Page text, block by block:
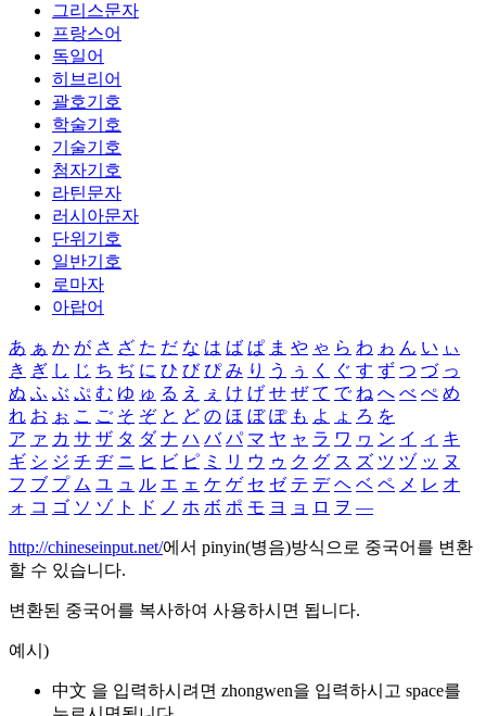
그리스문자
프랑스어
독일어
히브리어
괄호기호
학술기호
기술기호
첨자기호
라틴문자
러시아문자
단위기호
일반기호
로마자
아랍어
あ ぁ か が さ ざ た だ な は ば ぱ ま や ゃ ら わ ゎ ん い ぃ
き ぎ し じ ち ぢ に ひ び ぴ み り う ぅ く ぐ す ず つ づ っ
ぬ ふ ぶ ぷ む ゆ ゅ る え ぇ け げ せ ぜ て で ね へ べ ぺ め
れ お ぉ こ ご そ ぞ と ど の ほ ぼ ぽ も よ ょ ろ を
ア ァ カ サ ザ タ ダ ナ ハ バ パ マ ヤ ャ ラ ワ ヮ ン イ ィ キ
ギ シ ジ チ ヂ ニ ヒ ビ ピ ミ リ ウ ゥ ク グ ス ズ ツ ヅ ッ ヌ
フ ブ プ ム ユ ュ ル エ ェ ケ ゲ セ ゼ テ デ ヘ ベ ペ メ レ オ
ォ コ ゴ ソ ゾ ト ド ノ ホ ボ ポ モ ヨ ョ ロ ヲ ―
http://chineseinput.net/에서 pinyin(병음)방식으로 중국어를 변환
할 수 있습니다.
변환된 중국어를 복사하여 사용하시면 됩니다.
예시)
中文 을 입력하시려면 zhongwen을 입력하시고 space를